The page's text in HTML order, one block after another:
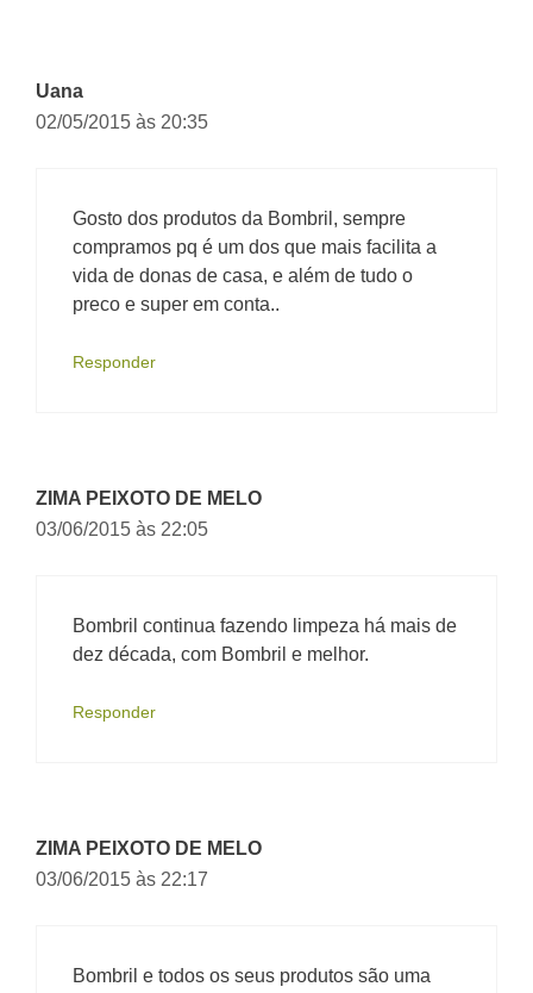
Uana
02/05/2015 às 20:35
Gosto dos produtos da Bombril, sempre
compramos pq é um dos que mais facilita a
vida de donas de casa, e além de tudo o
preco e super em conta..
Responder
ZIMA PEIXOTO DE MELO
03/06/2015 às 22:05
Bombril continua fazendo limpeza há mais de
dez década, com Bombril e melhor.
Responder
ZIMA PEIXOTO DE MELO
03/06/2015 às 22:17
Bombril e todos os seus produtos são uma